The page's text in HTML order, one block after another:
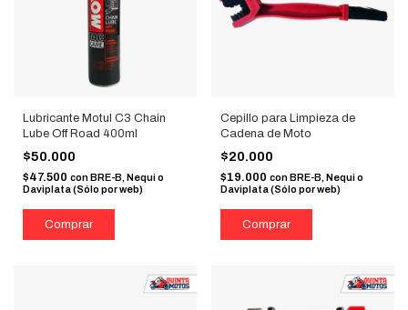
Lubricante Motul C3 Chain
Lube Off Road 400ml
$50.000
$47.500 con BRE-B, Nequi o
Daviplata (Sólo por web)
Cepillo para Limpieza de
Cadena de Moto
$20.000
$19.000 con BRE-B, Nequi o
Daviplata (Sólo por web)